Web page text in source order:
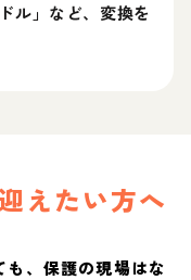
ル」など、変換を
えたい方へ
も、保護の現場はな